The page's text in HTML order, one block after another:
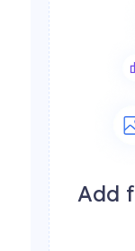
Add